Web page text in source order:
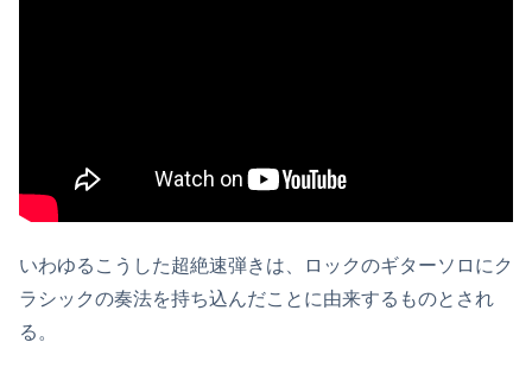
いわゆるこうした超絶速弾きは、ロックのギターソロにク
ラシックの奏法を持ち込んだことに由来するものとされ
る。